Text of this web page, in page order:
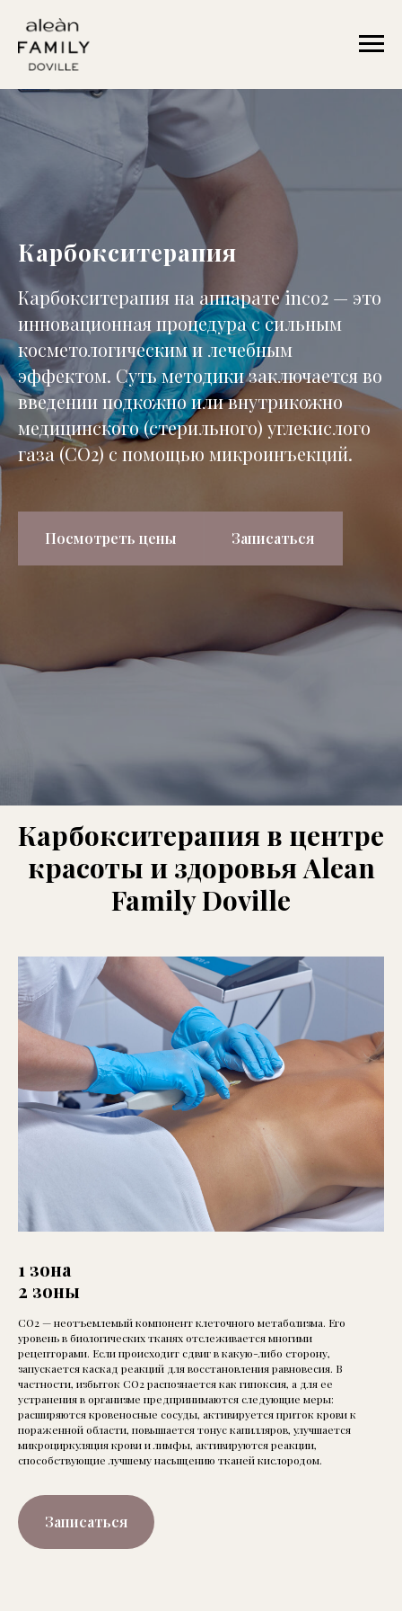
Карбокситерапия
Карбокситерапия на аппарате inco2 — это
инновационная процедура с сильным
косметологическим и лечебным
эффектом. Суть методики заключается во
введении подкожно или внутрикожно
медицинского (стерильного) углекислого
газа (СО2) с помощью микроинъекций.
Посмотреть цены Записаться
Карбокситерапия в центре
красоты и здоровья Alean
Family Doville
1 зона
2 зоны
СО2 — неотъемлемый компонент клеточного метаболизма. Его
уровень в биологических тканях отслеживается многими
рецепторами. Если происходит сдвиг в какую-либо сторону,
запускается каскад реакций для восстановления равновесия. В
частности, избыток СО2 распознается как гипоксия, а для ее
устранения в организме предпринимаются следующие меры:
расширяются кровеносные сосуды, активируется приток крови к
пораженной области, повышается тонус капилляров, улучшается
микроциркуляция крови и лимфы, активируются реакции,
способствующие лучшему насыщению тканей кислородом.
Записаться